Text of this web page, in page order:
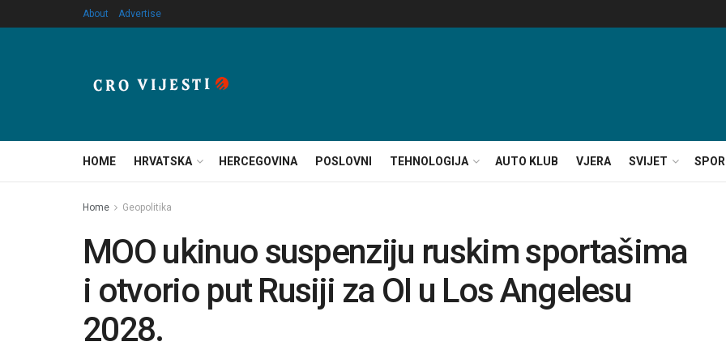
About Advertise
HOME HRVATSKA HERCEGOVINA POSLOVNI TEHNOLOGIJA AUTO KLUB VJERA SVIJET
Home Geopolitika
MOO ukinuo suspenziju ruskim sportašima
i otvorio put Rusiji za OI u Los Angelesu
2028.